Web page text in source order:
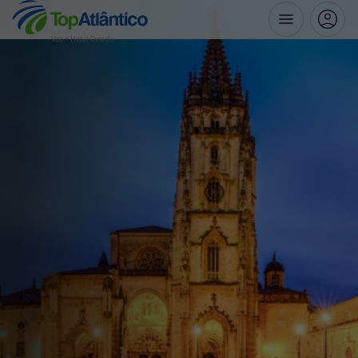
Voo + Hotel Oviedo
Pacotes de Férias
Disneyland ® Paris
Escapadinhas